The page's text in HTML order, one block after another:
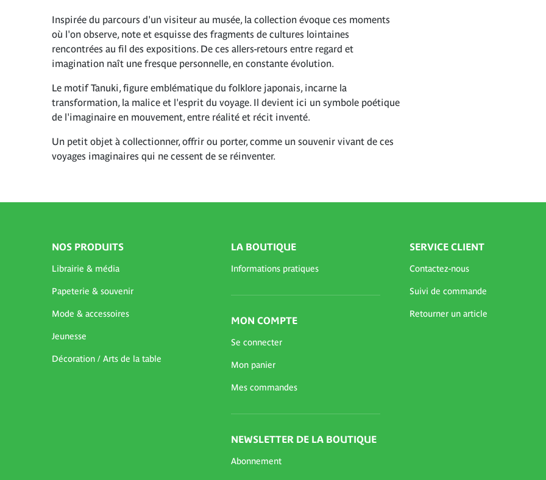
Inspirée du parcours d'un visiteur au musée, la collection évoque ces moments
où l'on observe, note et esquisse des fragments de cultures lointaines
rencontrées au fil des expositions. De ces allers-retours entre regard et
imagination naît une fresque personnelle, en constante évolution.
Le motif Tanuki, figure emblématique du folklore japonais, incarne la
transformation, la malice et l'esprit du voyage. Il devient ici un symbole poétique
de l'imaginaire en mouvement, entre réalité et récit inventé.
Un petit objet à collectionner, offrir ou porter, comme un souvenir vivant de ces
voyages imaginaires qui ne cessent de se réinventer.
NOS PRODUITS
Librairie & média
Papeterie & souvenir
Mode & accessoires
Jeunesse
Décoration / Arts de la table
LA BOUTIQUE
Informations pratiques
MON COMPTE
Se connecter
Mon panier
Mes commandes
NEWSLETTER DE LA BOUTIQUE
Abonnement
SERVICE CLIENT
Contactez-nous
Suivi de commande
Retourner un article